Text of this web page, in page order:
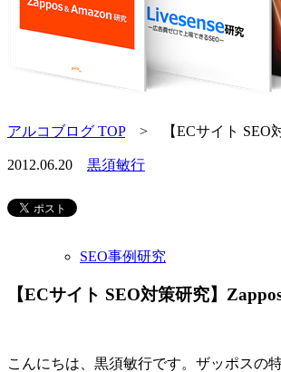
アルコブログ TOP> 【ECサイト SEO対
2012.06.20 黒須敏行
SEO事例研究
【ECサイト SEO対策研究】
こんにちは、黒須敏行です。ザッポスの